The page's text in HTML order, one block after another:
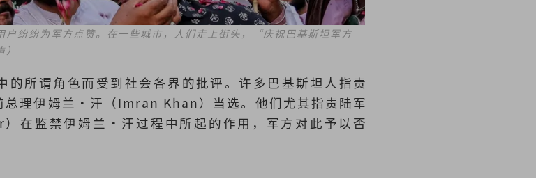
户纷纷为军方点赞。在一些城市，人们走上街头，“庆祝巴基斯坦军方
的所谓角色而受到社会各界的批评。许多巴基斯坦人指责
总理伊姆兰·汗（Imran Khan）当选。他们尤其指责陆军
在监禁伊姆兰·汗过程中所起的作用，军方对此予以否